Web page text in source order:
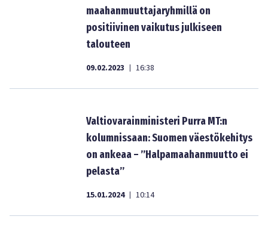
maahanmuuttajaryhmillä on
positiivinen vaikutus julkiseen
talouteen
09.02.2023 | 16:38
Valtiovarainministeri Purra MT:n
kolumnissaan: Suomen väestökehitys
on ankeaa – ”Halpamaahanmuutto ei
pelasta”
15.01.2024 | 10:14